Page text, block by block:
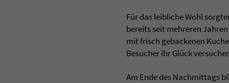
Für das leibliche Wohl
bereits seit mehreren
mit frisch gebackenen
Besucher ihr Glück
Am Ende des Nachmittags